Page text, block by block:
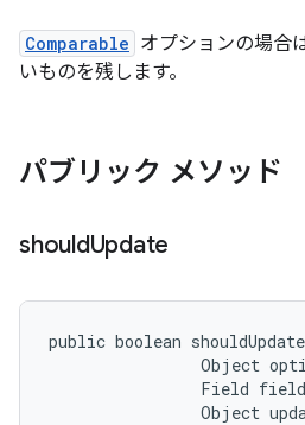
Comparable オプションの場合
いものを残します。
パブリック メソッド
shouldUpdate
public boolean
Object
Field
Object